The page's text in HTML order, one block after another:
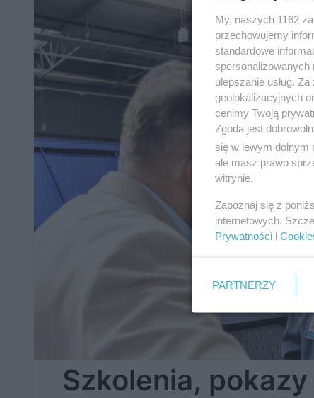
Szkolenia, pokazy
My, naszych 1162
przechowujemy
standardowe
spersonalizowanych
ulepszanie usług.
geolokalizacyjnych
cenimy Twoją
Zgoda jest
się w lewym dolnym
ale masz prawo
witrynie.
Zapoznaj się z
internetowych.
Prywatności i
PARTNERZY